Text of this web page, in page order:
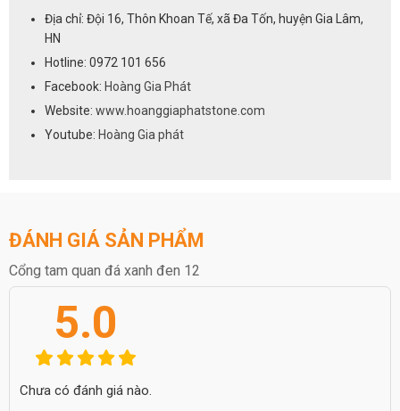
chúng tôi qua số hotline0972 101 656
Địa chỉ: Đội 16, Thôn Khoan Tế, xã Đa Tốn, huyện Gia Lâm,
HN
Hotline: 0972 101 656
Facebook: Hoàng Gia Phát
Website: www.hoanggiaphatstone.com
Youtube: Hoàng Gia phát
ĐÁNH GIÁ SẢN PHẨM
Cổng tam quan đá xanh đen 12
5.0
Chưa có đánh giá nào.